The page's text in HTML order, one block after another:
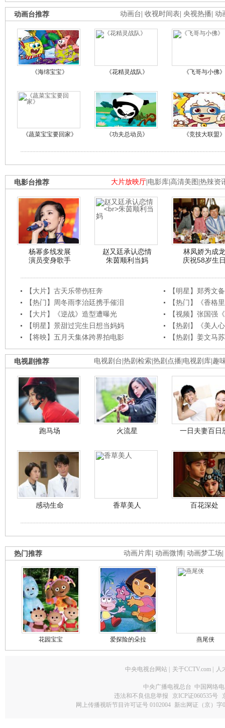
动画台 收视时间表 央视热播 动
动画台推荐
《海绵宝宝》 《花精灵战队》 《飞哥与小佛》
《蔬菜宝宝要回家》 《功夫总动员》 《竞技大联盟》
大片放映厅 电影库 高清美图 热辣资
电影台推荐
杨幂多线发展
演员变身歌手
赵又廷承认恋情
朱茵顺利当妈
林凤娇为成龙
庆祝58岁生
【大片】古天乐带伤狂奔
【明星】郑秀文
【热门】周冬雨李治廷携手催泪
【热门】《香格
【大片】《逆战》造型遭曝光
【视频】张国强
【明星】景甜过完生日想当妈妈
【热剧】《美人
【将映】五月天集体跨界拍电影
【热剧】姜文马
电视剧台 热剧检索 热剧点播 电视剧库 趣
电视剧推荐
跑马场 火流星 一日夫妻百日
感动生命 香草美人 百花深处
动画片库 动画微博 动画梦工场
热门推荐
花园宝宝 爱探险的朵拉 燕尾侠
中央电视台网站 关于CCTV.com 人
中央广播电视总台 中国网络
违法和不良信息举报
京ICP证060535号
网上传播视听节目许可证号 0102004 新出网证（京）